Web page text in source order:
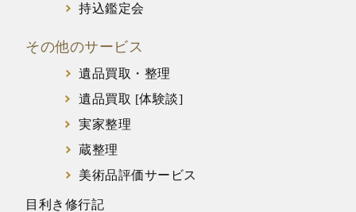
持込鑑定会
その他のサービス
遺品買取・整理
遺品買取 [体験談]
実家整理
蔵整理
美術品評価サービス
目利き修行記